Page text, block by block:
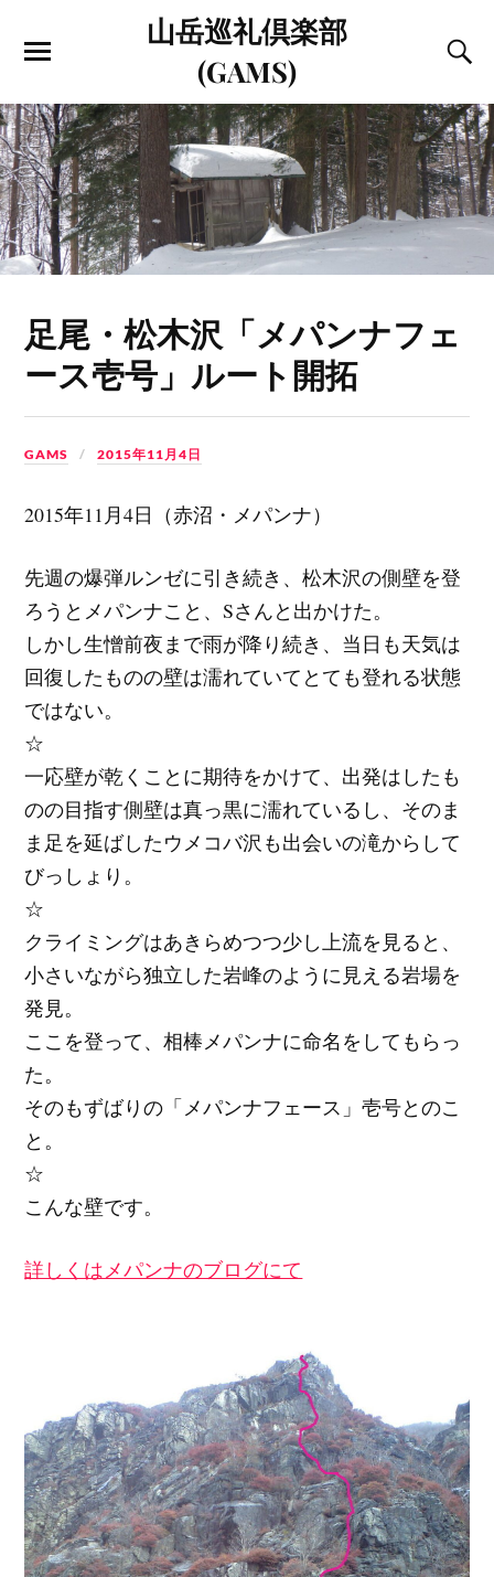
山岳巡礼倶楽部
(GAMS)
足尾・松木沢「メパンナフェ
ース壱号」ルート開拓
GAMS 2015年11月4日
2015年11月4日（赤沼・メパンナ）
先週の爆弾ルンゼに引き続き、松木沢の側壁を登
ろうとメパンナこと、Sさんと出かけた。
しかし生憎前夜まで雨が降り続き、当日も天気は
回復したものの壁は濡れていてとても登れる状態
ではない。
☆
一応壁が乾くことに期待をかけて、出発はしたも
のの目指す側壁は真っ黒に濡れているし、そのま
ま足を延ばしたウメコバ沢も出会いの滝からして
びっしょり。
☆
クライミングはあきらめつつ少し上流を見ると、
小さいながら独立した岩峰のように見える岩場を
発見。
ここを登って、相棒メパンナに命名をしてもらっ
た。
そのもずばりの「メパンナフェース」壱号とのこ
と。
☆
こんな壁です。
詳しくはメパンナのブログにて